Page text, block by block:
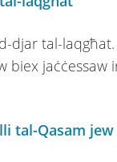
djar tal-
biex
tal-Qasam